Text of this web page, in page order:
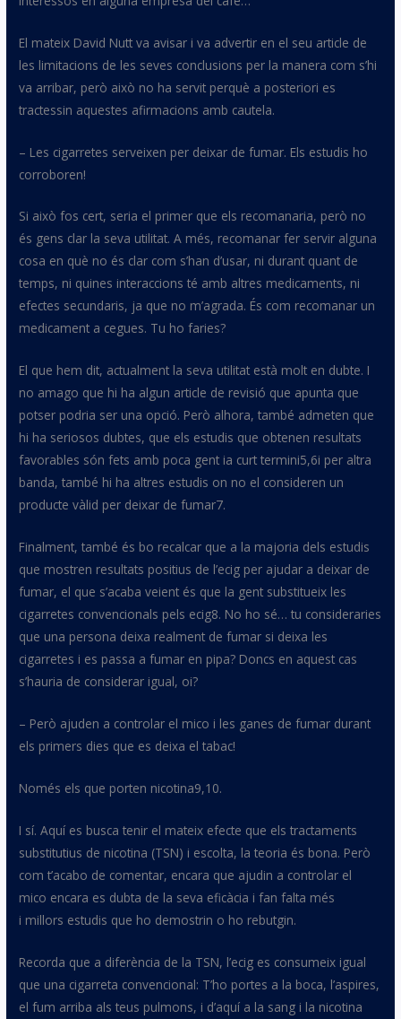
El mateix David Nutt va avisar i va advertir en el seu article de
les limitacions de les seves conclusions per la manera com s’hi
va arribar, però això no ha servit perquè a posteriori es
tractessin aquestes afirmacions amb cautela.
– Les cigarretes serveixen per deixar de fumar. Els estudis ho
corroboren!
Si això fos cert, seria el primer que els recomanaria, però no
és gens clar la seva utilitat. A més, recomanar fer servir alguna
cosa en què no és clar com s’han d’usar, ni durant quant de
temps, ni quines interaccions té amb altres medicaments, ni
efectes secundaris, ja que no m’agrada. És com recomanar un
medicament a cegues. Tu ho faries?
El que hem dit, actualment la seva utilitat està molt en dubte. I
no amago que hi ha algun article de revisió que apunta que
potser podria ser una opció. Però alhora, també admeten que
hi ha seriosos dubtes, que els estudis que obtenen resultats
favorables són fets amb poca gent ia curttermini5,6i per altra
banda, també hi ha altres estudis on no el consideren un
producte vàlid per deixar defumar7.
Finalment, també és bo recalcar que a la majoria dels estudis
que mostren resultats positius de l’ecig per ajudar a deixar de
fumar, el que s’acaba veient és que la gent substitueix les
cigarretes convencionals pels ecig8. No ho sé… tu consideraries
que una persona deixa realment de fumar si deixa les
cigarretes i es passa a fumar en pipa? Doncs en aquest cas
s’hauria de considerar igual, oi?
– Però ajuden a controlar el mico i les ganes de fumar durant
els primers dies que es deixa el tabac!
Només els que porten nicotina9,10.
I sí. Aquí es busca tenir el mateix efecte que els tractaments
substitutius de nicotina (TSN) i escolta, la teoria és bona. Però
com t’acabo de comentar, encara que ajudin a controlar el
mico encara es dubta de la seva eficàcia i fan falta més
i millors estudis que ho demostrin o ho rebutgin.
Recorda que a diferència de la TSN, l’ecig es consumeix igual
que una cigarreta convencional: T’ho portes a la boca, l’aspires,
el fum arriba als teus pulmons, i d’aquí a la sang i la nicotina